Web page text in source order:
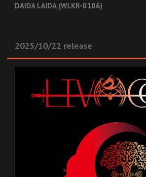
DAIDA LAIDA (WLKR-0106)
2025/10/22 release